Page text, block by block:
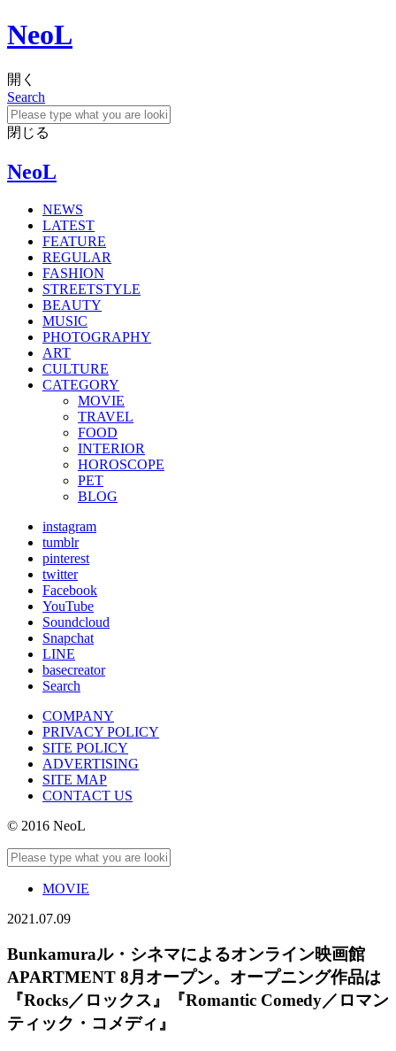
NeoL
開く
Search
閉じる
NeoL
NEWS
LATEST
FEATURE
REGULAR
FASHION
STREETSTYLE
BEAUTY
MUSIC
PHOTOGRAPHY
ART
CULTURE
CATEGORY
MOVIE
TRAVEL
FOOD
INTERIOR
HOROSCOPE
PET
BLOG
instagram
tumblr
pinterest
twitter
Facebook
YouTube
Soundcloud
Snapchat
LINE
basecreator
Search
COMPANY
PRIVACY POLICY
SITE POLICY
ADVERTISING
SITE MAP
CONTACT US
© 2016 NeoL
MOVIE
2021.07.09
Bunkamuraル・シネマによるオンライン映画館
APARTMENT 8月オープン。オープニング作品は
『Rocks／ロックス』『Romantic Comedy／ロマン
ティック・コメディ』